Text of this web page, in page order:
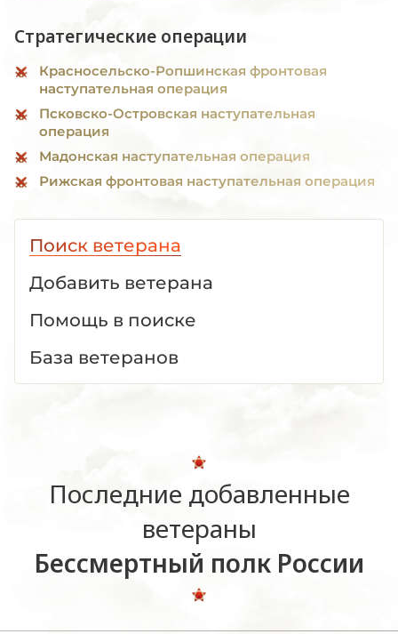
Стратегические операции
Красносельско-Ропшинская фронтовая
наступательная операция
Псковско-Островская наступательная
операция
Мадонская наступательная операция
Рижская фронтовая наступательная операция
Поиск ветерана
Добавить ветерана
Помощь в поиске
База ветеранов
Последние добавленные
ветераны
Бессмертный полк России